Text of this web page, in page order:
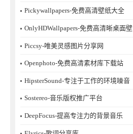
Pickywallpapers-免费高清壁纸大全
OnlyHDWallpapers-免费高清晰桌面壁
Piccsy-唯美灵感图片分享网
Openphoto-免费高清素材库下载站
HipsterSound-专注于工作的环境噪音
Sostereo-音乐版权推广平台
DeepFocus-提高专注力的背景音乐